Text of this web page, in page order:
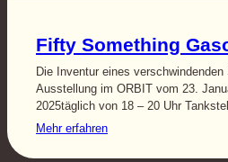
Fifty Something
Die Inventur eines
Ausstellung im ORBIT vom 23.
2025täglich von 18 – 20 Uhr
Mehr erfahren